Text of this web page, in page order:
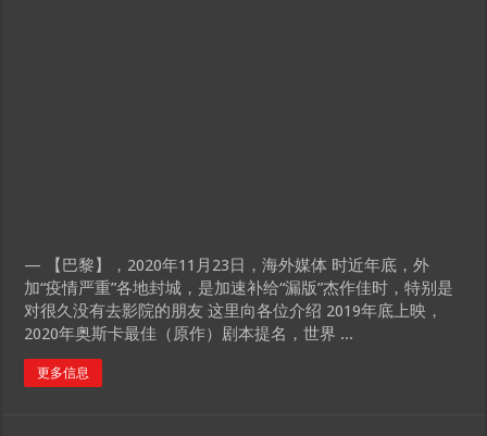
— 【巴黎】，2020年11月23日，海外媒体 时近年底，外
加“疫情严重”各地封城，是加速补给“漏版”杰作佳时，特别是
对很久没有去影院的朋友 这里向各位介绍 2019年底上映，
2020年奥斯卡最佳（原作）剧本提名，世界 ...
更多信息